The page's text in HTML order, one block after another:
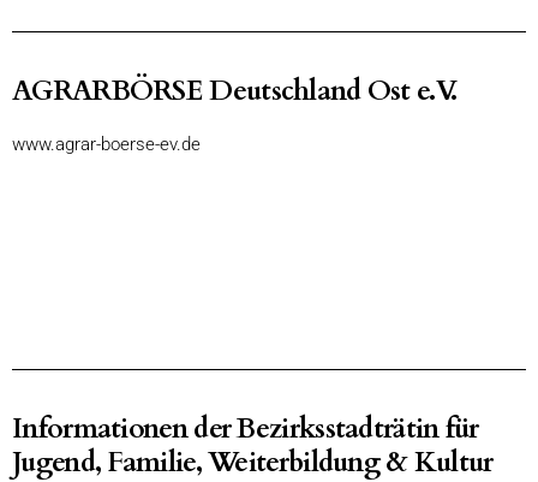
AGRARBÖRSE Deutschland Ost e.V.
www.agrar-boerse-ev.de
Informationen der Bezirksstadträtin für
Jugend, Familie, Weiterbildung & Kultur